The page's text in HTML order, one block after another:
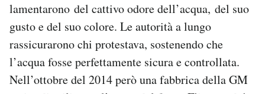
lamentarono del cattivo odore dell’acqua, del suo
gusto e del suo colore. Le autorità a lungo
rassicurarono chi protestava, sostenendo che
l’acqua fosse perfettamente sicura e controllata.
Nell’ottobre del 2014 però una fabbrica della GM